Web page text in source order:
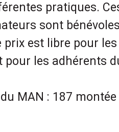
pratiques.
sont
prix est libre pour
pour les adhérents
MAN : 187